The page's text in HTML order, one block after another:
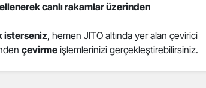
Giresun
Gümüşhane
canlı rakamlar üzerinden
isterseniz, hemen JITO altında yer alan çevirici
çevirme işlemlerinizi gerçekleştirebilirsiniz.